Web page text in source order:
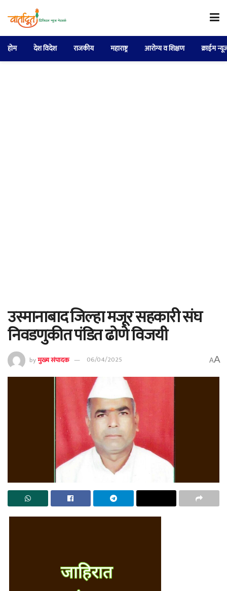
होम देश विदेश राजकीय महाराष्ट्र आरोग्य व शिक्षण क्राईम
उस्मानाबाद जिल्हा मजूर सहकारी संघ
निवडणुकीत पंडित ढोणे विजयी
byमुख्य संपादक 06/04/2025 AA